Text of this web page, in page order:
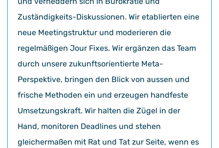
Zuständigkeits-Diskussionen. Wir etablierten eine
neue Meetingstruktur und moderieren die
regelmäßigen Jour Fixes. Wir ergänzen das Team
durch unsere zukunftsorientierte Meta-
Perspektive, bringen den Blick von aussen und
frische Methoden ein und erzeugen handfeste
Umsetzungskraft. Wir halten die Zügel in der
Hand, monitoren Deadlines und stehen
gleichermaßen mit Rat und Tat zur Seite, wenn es